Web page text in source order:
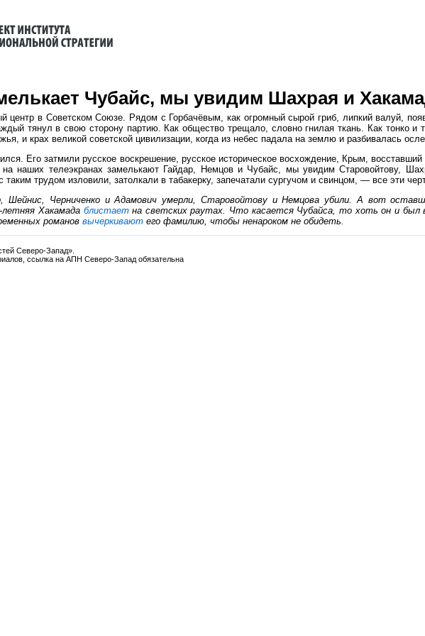
Чубайс, мы увидим Шахрая и
центр в Советском Союзе. Рядом с Горбачёвым, как огромный сырой гриб, липкий валуй,
тянул в свою сторону партию. Как общество трещало, словно гнилая ткань. Как тонко и
и крах великой советской цивилизации, когда из небес падала на землю и разбивалась
Его затмили русское воскрешение, русское историческое восхождение, Крым,
наших телеэкранах замелькают Гайдар, Немцов и Чубайс, мы увидим Старовойтову,
трудом изловили, затолкали в табакерку, запечатали сургучом и свинцом, — все эти
Шейнис, Черниченко и Адамович умерли, Старовойтову и Немцова убили. А вот
летняя Хакамада блистаетна светских раутах. Что касается Чубайса, то хоть он и
романов вычеркивают его фамилию, чтобы ненароком не обидеть.
Северо-Запад».
ссылка на АПН Северо-Запад обязательна